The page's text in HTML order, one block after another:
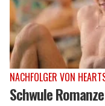
NACHFOLGER VON
Schwule